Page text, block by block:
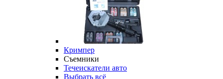
Кримпер
Съемники
Течеискатели авто
Выбрать всё